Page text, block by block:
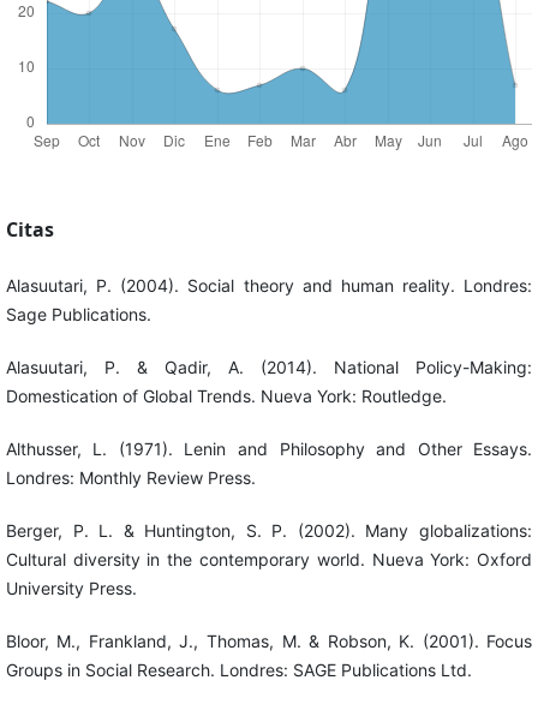
Citas
Alasuutari, P. (2004). Social theory and human reality. Londres:
Sage Publications.
Alasuutari, P. & Qadir, A. (2014). National Policy-Making:
Domestication of Global Trends. Nueva York: Routledge.
Althusser, L. (1971). Lenin and Philosophy and Other Essays.
Londres: Monthly Review Press.
Berger, P. L. & Huntington, S. P. (2002). Many globalizations:
Cultural diversity in the contemporary world. Nueva York: Oxford
University Press.
Bloor, M., Frankland, J., Thomas, M. & Robson, K. (2001). Focus
Groups in Social Research. Londres: SAGE Publications Ltd.